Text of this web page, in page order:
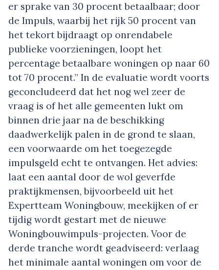
er sprake van 30 procent betaalbaar; door
de Impuls, waarbij het rijk 50 procent van
het tekort bijdraagt op onrendabele
publieke voorzieningen, loopt het
percentage betaalbare woningen op naar 60
tot 70 procent.” In de evaluatie wordt voorts
geconcludeerd dat het nog wel zeer de
vraag is of het alle gemeenten lukt om
binnen drie jaar na de beschikking
daadwerkelijk palen in de grond te slaan,
een voorwaarde om het toegezegde
impulsgeld echt te ontvangen. Het advies:
laat een aantal door de wol geverfde
praktijkmensen, bijvoorbeeld uit het
Expertteam Woningbouw, meekijken of er
tijdig wordt gestart met de nieuwe
Woningbouwimpuls-projecten. Voor de
derde tranche wordt geadviseerd: verlaag
het minimale aantal woningen om voor de